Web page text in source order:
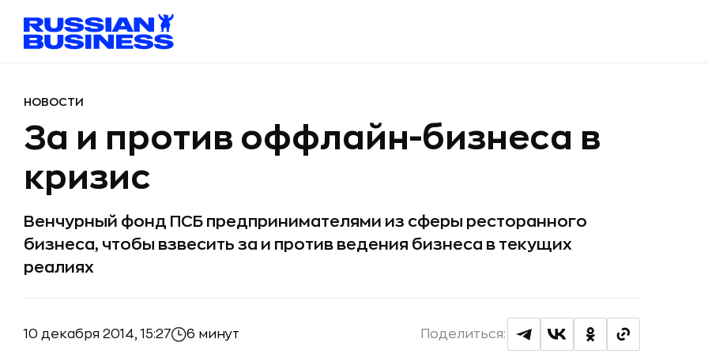
НОВОСТИ
За и против оффлайн-бизнеса в
кризис
Венчурный фонд ПСБ предпринимателями из сферы ресторанного
бизнеса, чтобы взвесить за и против ведения бизнеса в текущих
реалиях
10 декабря 2014, 15:27 6 минут Поделиться: